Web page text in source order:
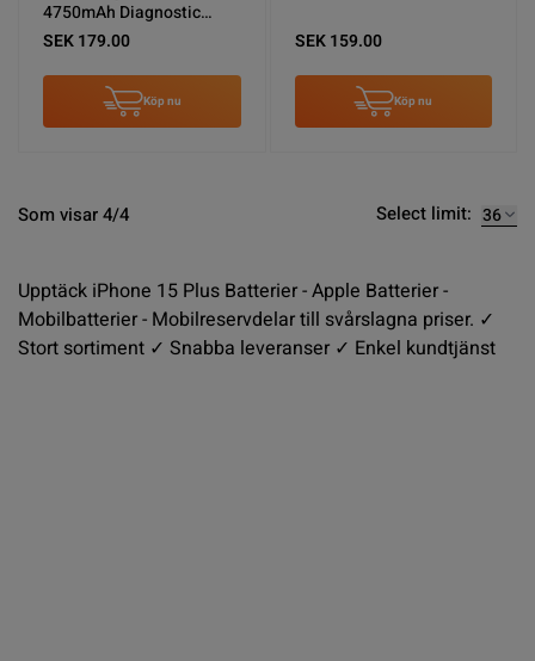
4750mAh Diagnostic
Pass High
SEK 179.00
Köp nu
SEK 159.00
Köp nu
Som visar 4/4 Select limit:
Upptäck iPhone 15 Plus Batterier - Apple Batterier -
Mobilbatterier - Mobilreservdelar till svårslagna priser. ✓
Stort sortiment ✓ Snabba leveranser ✓ Enkel kundtjänst